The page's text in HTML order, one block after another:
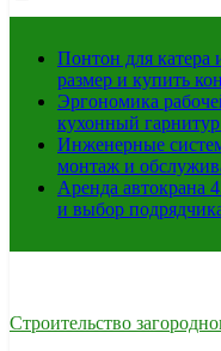
Понтон для катера
размер и купить
Эргономика
кухонный
Инженерные
монтаж и
Аренда автокрана
и выбор
Строительство